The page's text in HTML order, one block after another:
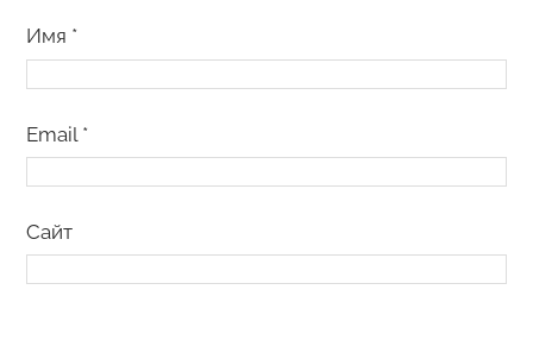
Имя *
Email *
Сайт